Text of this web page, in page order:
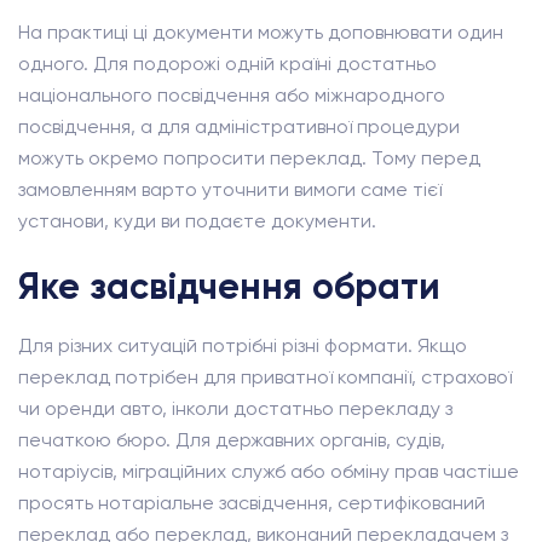
На практиці ці документи можуть доповнювати один
одного. Для подорожі одній країні достатньо
національного посвідчення або міжнародного
посвідчення, а для адміністративної процедури
можуть окремо попросити переклад. Тому перед
замовленням варто уточнити вимоги саме тієї
установи, куди ви подаєте документи.
Яке засвідчення обрати
Для різних ситуацій потрібні різні формати. Якщо
переклад потрібен для приватної компанії, страхової
чи оренди авто, інколи достатньо перекладу з
печаткою бюро. Для державних органів, судів,
нотаріусів, міграційних служб або обміну прав частіше
просять нотаріальне засвідчення, сертифікований
переклад або переклад, виконаний перекладачем з